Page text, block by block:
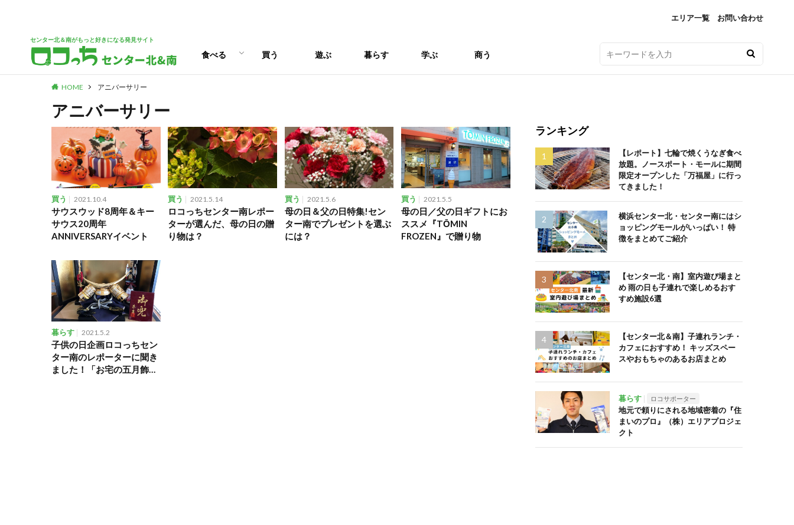
エリア一覧 お問い合わせ
センター北＆南がもっと好きになる発見サイト
食べる 買う 遊ぶ 暮らす 学ぶ 商う
HOME アニバーサリー
アニバーサリー
買う 2021.10.4
サウスウッド8周年＆キー
サウス20周年
ANNIVERSARYイベント
買う 2021.5.14
ロコっちセンター南レポー
ターが選んだ、母の日の贈
り物は？
買う 2021.5.6
母の日＆父の日特集!セン
ター南でプレゼントを選ぶ
には？
買う 2021.5.5
母の日／父の日ギフトにお
ススメ『TŌMIN
FROZEN』で贈り物
暮らす 2021.5.2
子供の日企画ロコっちセン
ター南のレポーターに聞き
ました！「お宅の五月飾り
ランキング
【レポート】七輪で焼くうなぎ食べ
放題。ノースポート・モールに期間
限定オープンした「万福屋」に行っ
てきました！
横浜センター北・センター南にはシ
ョッピングモールがいっぱい！ 特
徴をまとめてご紹介
【センター北・南】室内遊び場まと
め 雨の日も子連れで楽しめるおす
すめ施設6選
【センター北＆南】子連れランチ・
カフェにおすすめ！ キッズスペー
スやおもちゃのあるお店まとめ
暮らす ロコサポーター
地元で頼りにされる地域密着の『住
まいのプロ』（株）エリアプロジェ
クト